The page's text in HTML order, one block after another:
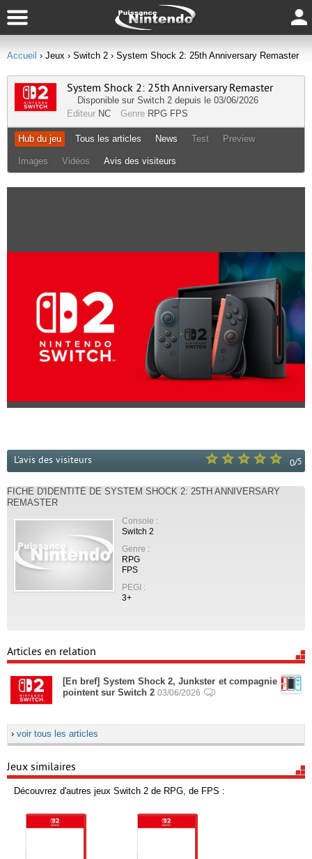
Accueil › Jeux › Switch 2 › System Shock 2: 25th Anniversary Remaster
System Shock 2: 25th Anniversary Remaster
Disponible sur Switch 2 depuis le 03/06/2026
Editeur NC Genre RPG FPS
Hub du jeu Tous les articles News Test Preview
Images Vidéos Avis des visiteurs
0/5
L'avis des visiteurs
FICHE D'IDENTITÉ DE SYSTEM SHOCK 2: 25TH ANNIVERSARY
REMASTER
Console :
Switch 2
Genre :
RPG
FPS
PEGI :
3+
Articles en relation
[En bref] System Shock 2, Junkster et compagnie
pointent sur Switch 2 03/06/2026
› voir tous les articles
Jeux similaires
Découvrez d'autres jeux Switch 2 de RPG, de FPS :